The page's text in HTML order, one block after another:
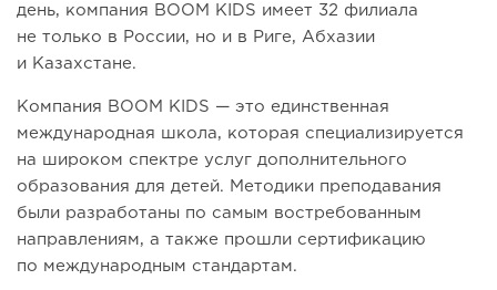
день, компания BOOM KIDS имеет 32 филиала
не только в России, но и в Риге, Абхазии
и Казахстане.
Компания BOOM KIDS — это единственная
международная школа, которая специализируется
на широком спектре услуг дополнительного
образования для детей. Методики преподавания
были разработаны по самым востребованным
направлениям, а также прошли сертификацию
по международным стандартам.